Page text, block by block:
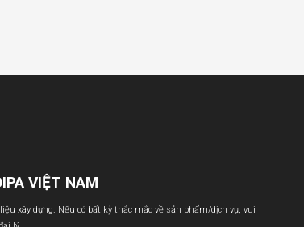
VIỆT NAM
xây dựng. Nếu có bất kỳ thắc mắc về sản phẩm/dịch vụ, vui